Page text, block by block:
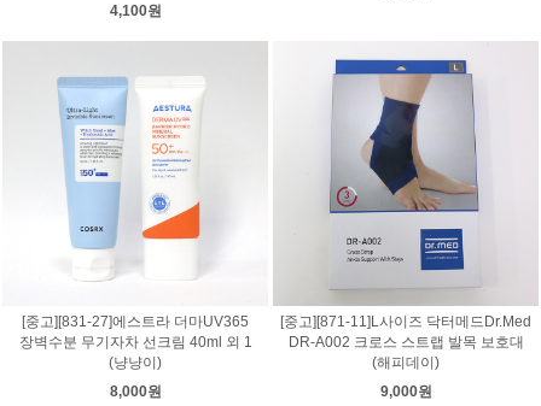
4,100원
[중고][831-27]에스트라 더마UV365
장벽수분 무기자차 선크림 40ml 외 1
(냥냥이)
8,000원
[중고][871-11]L사이즈 닥터메드Dr.Med
DR-A002 크로스 스트랩 발목 보호대
(해피데이)
9,000원